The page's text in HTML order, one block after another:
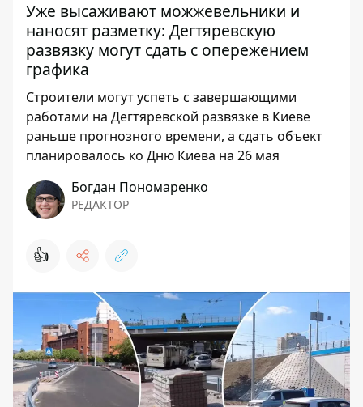
Уже высаживают можжевельники и
наносят разметку: Дегтяревскую
развязку могут сдать с опережением
графика
Строители могут успеть с завершающими
работами на Дегтяревской развязке в Киеве
раньше прогнозного времени, а сдать объект
планировалось ко Дню Киева на 26 мая
Богдан Пономаренко
РЕДАКТОР
👍